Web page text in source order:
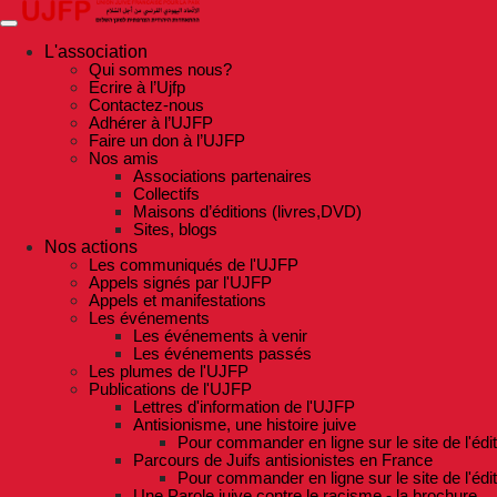
Skip
to
contentL'association
Qui sommes nous?
Ecrire à l’Ujfp
Contactez-nous
Adhérer à l’UJFP
Faire un don à l’UJFP
Nos amis
Associations partenaires
Collectifs
Maisons d’éditions (livres,DVD)
Sites, blogs
Nos actions
Les communiqués de l'UJFP
Appels signés par l'UJFP
Appels et manifestations
Les événements
Les événements à venir
Les événements passés
Les plumes de l'UJFP
Publications de l'UJFP
Lettres d'information de l'UJFP
Antisionisme, une histoire juive
Pour commander en ligne sur le site de
Parcours de Juifs antisionistes en France
Pour commander en ligne sur le site de